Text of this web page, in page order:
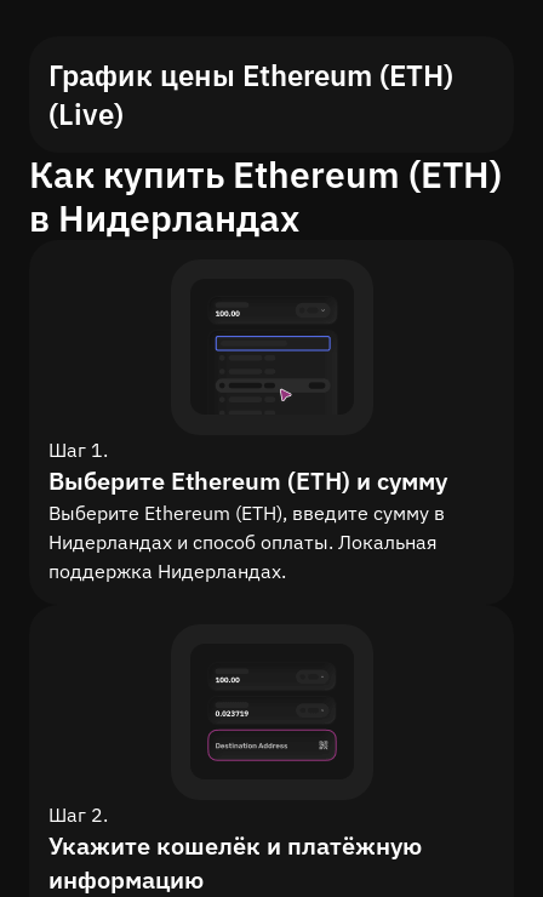
График цены Ethereum (ETH)
(Live)
Как купить Ethereum (ETH)
в Нидерландах
Шаг 1.
Выберите Ethereum (ETH) и сумму
Выберите Ethereum (ETH), введите сумму в
Нидерландах и способ оплаты. Локальная
поддержка Нидерландах.
Шаг 2.
Укажите кошелёк и платёжную
информацию